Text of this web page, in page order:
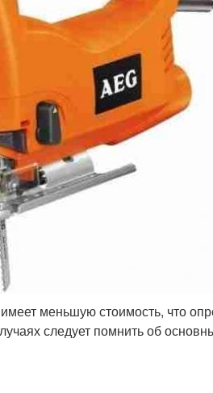
меньшую стоимость, что
следует помнить об